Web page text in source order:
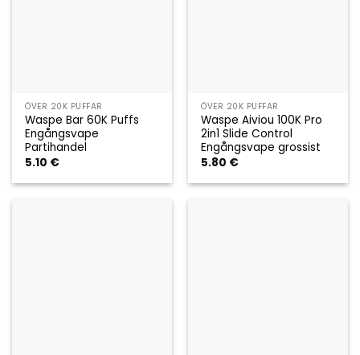
ÖVER 20K PUFFAR
Waspe Bar 60K Puffs
Engångsvape
Partihandel
5.10 €
ÖVER 20K PUFFAR
Waspe Aiviou 100K Pro
2in1 Slide Control
Engångsvape grossist
5.80 €